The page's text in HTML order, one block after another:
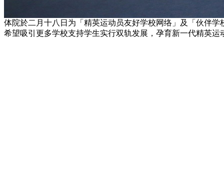
体院於二月十八日为「精英运动员友好学校网络」及「伙伴
希望吸引更多学校支持学生实行双轨发展，孕育新一代精英运